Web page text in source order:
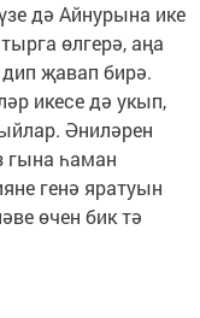
дә Айнурына ике
өлгерә, аңа
җавап бирә.
икесе дә укып,
Әниләрен
гына һаман
генә яратуын
өчен бик тә